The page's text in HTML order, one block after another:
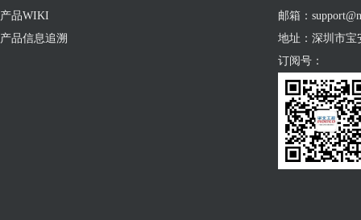
产品WIKI
产品信息追溯
邮箱：
地址：深圳市宝
订阅号：